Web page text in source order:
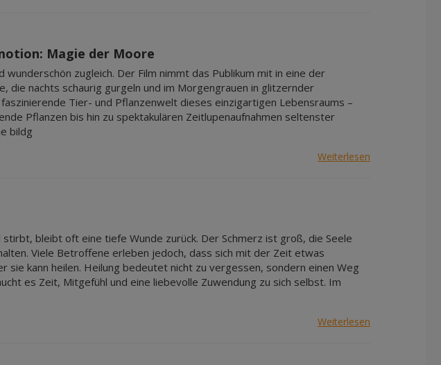
Magie der Moore
zugleich. Der Film nimmt das Publikum mit in eine der
die nachts schaurig gurgeln und im Morgengrauen in glitzernder
Tier- und Pflanzenwelt dieses einzigartigen Lebensraums –
Pflanzen bis hin zu spektakulären Zeitlupenaufnahmen seltenster
bildg
Weiterlesen
bleibt oft eine tiefe Wunde zurück. Der Schmerz ist groß, die Seele
Viele Betroffene erleben jedoch, dass sich mit der Zeit etwas
sie kann heilen. Heilung bedeutet nicht zu vergessen, sondern einen Weg
es Zeit, Mitgefühl und eine liebevolle Zuwendung zu sich selbst. Im
Weiterlesen